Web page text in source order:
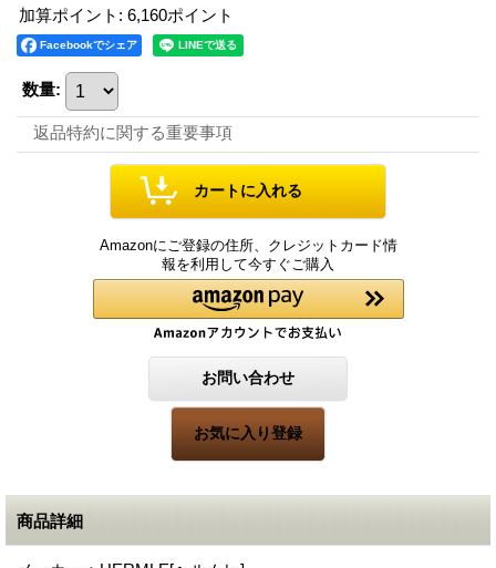
加算ポイント: 6,160ポイント
Facebookでシェア
数量:
返品特約に関する重要事項
Amazonにご登録の住所、クレジットカード情
報を利用して今すぐご購入
商品詳細